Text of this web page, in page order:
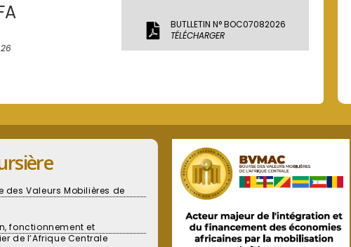
BUTLLETIN N° BOC07082026
TÉLÉCHARGER
des Valeurs Mobilières de
fonctionnement et
de l’Afrique Centrale